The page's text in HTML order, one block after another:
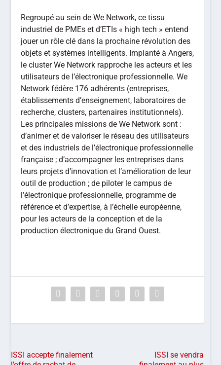
Regroupé au sein de We Network, ce tissu
industriel de PMEs et d’ETIs « high tech » entend
jouer un rôle clé dans la prochaine révolution des
objets et systèmes intelligents. Implanté à Angers,
le cluster We Network rapproche les acteurs et les
utilisateurs de l’électronique professionnelle. We
Network fédère 176 adhérents (entreprises,
établissements d’enseignement, laboratoires de
recherche, clusters, partenaires institutionnels).
Les principales missions de We Network sont :
d’animer et de valoriser le réseau des utilisateurs
et des industriels de l’électronique professionnelle
française ; d’accompagner les entreprises dans
leurs projets d’innovation et l’amélioration de leur
outil de production ; de piloter le campus de
l’électronique professionnelle, programme de
référence et d’expertise, à l’échelle européenne,
pour les acteurs de la conception et de la
production électronique du Grand Ouest.
ISSI accepte finalement
ISSI se vendra